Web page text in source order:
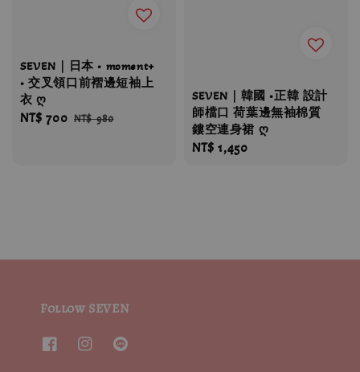
SEVEN｜日本 • moment+
• 交叉領口前褶邊短袖上
衣 ღ
Sale
NT$ 700 Regular
NT$ 980
SEVEN｜韓國 •正韓 設計
師檔口 荷葉邊無袖棉質
鏤空連身裙 ღ
Regular
NT$ 1,450
Follow SEVEN